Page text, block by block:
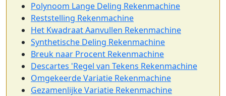
Polynoom Lange Deling Rekenmachine
Reststelling Rekenmachine
Het Kwadraat Aanvullen Rekenmachine
Synthetische Deling Rekenmachine
Breuk naar Procent Rekenmachine
Descartes 'Regel van Tekens Rekenmachine
Omgekeerde Variatie Rekenmachine
Gezamenlijke Variatie Rekenmachine